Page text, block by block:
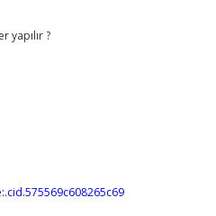
yapılır ?